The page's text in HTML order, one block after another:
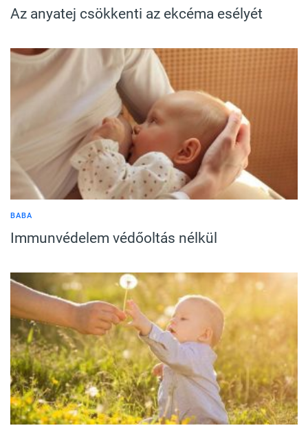
Az anyatej csökkenti az ekcéma esélyét
BABA
Immunvédelem védőoltás nélkül